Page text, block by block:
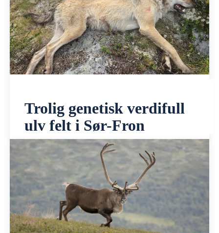
Trolig genetisk verdifull
ulv felt i Sør-Fron